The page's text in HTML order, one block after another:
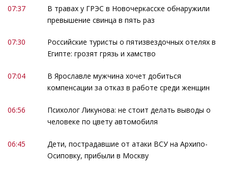
07:37
В травах у ГРЭС в Новочеркасске обнаружили
превышение свинца в пять раз
07:30
Российские туристы о пятизвездочных отелях в
Египте: грозят грязь и хамство
07:04
В Ярославле мужчина хочет добиться
компенсации за отказ в работе среди женщин
06:56
Психолог Ликунова: не стоит делать выводы о
человеке по цвету автомобиля
06:45
Дети, пострадавшие от атаки ВСУ на Архипо-
Осиповку, прибыли в Москву